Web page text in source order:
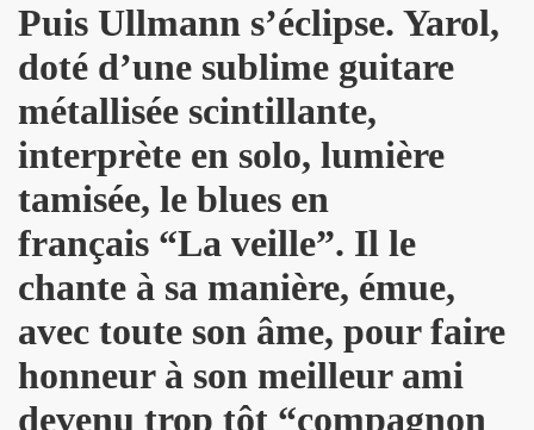
Puis Ullmann s’éclipse. Yarol,
doté d’une sublime guitare
métallisée scintillante,
interprète en solo, lumière
tamisée, le blues en
français “La veille”. Il le
chante à sa manière, émue,
avec toute son âme, pour faire
honneur à son meilleur ami
devenu trop tôt “compagnon
du 26 au 30 decembre 2009 aux TROIS BAUDETS
chez BASTIEN DE ALMEIDA (Paris) en seance de
au CHACHA CLUB (Paris).
concert de BIJOU SVP le 14 novembre 2009 a
le 28 octobre 2009 a l'Espace 315 du CENTRE
concert d'ALEX BEAUPAIN le 17 octobre 2009 aux
3 octobre 2009 a L'ARCHIPEL (Paris).
MAG" (2 octobre 2009).